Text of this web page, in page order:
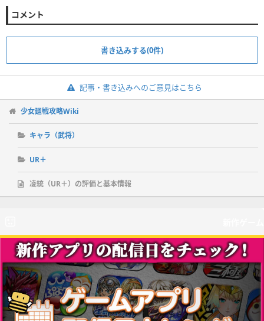
コメント
書き込みする(0件)
記事・書き込みへのご意見はこちら
少女廻戦攻略Wiki
キャラ（武将）
UR＋
凌統（UR＋）の評価と基本情報